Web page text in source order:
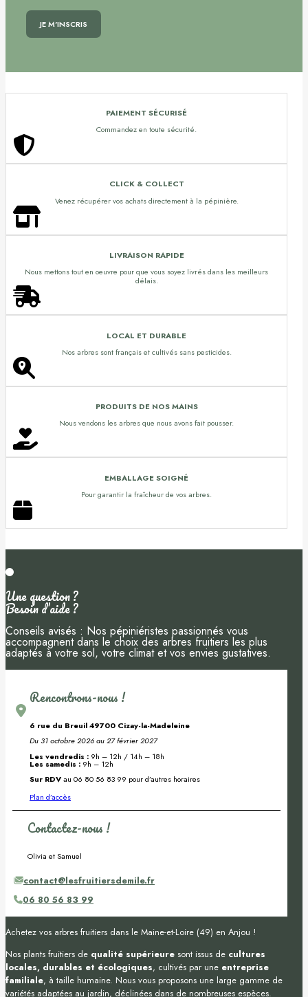
PAIEMENT SÉCURISÉ
Commandez en toute sécurité.
CLICK & COLLECT
Venez récupérer vos achats directement à la pépinière.
LIVRAISON RAPIDE
Nous mettons tout en oeuvre pour que vous soyez livrés dans les meilleurs
délais.
LOCAL ET DURABLE
Nos arbres sont français et cultivés sans pesticides.
PRODUITS DE NOS MAINS
Nous vendons les arbres que nous avons fait pousser.
EMBALLAGE SOIGNÉ
Pour garantir la fraîcheur de vos arbres.
Une question ?
Besoin d’aide ?
Conseils avisés : Nos pépiniéristes passionnés vous
accompagnent dans le choix des arbres fruitiers les plus
adaptés à votre sol, votre climat et vos envies gustatives.
Rencontrons-nous !
6 rue du Breuil 49700 Cizay-la-Madeleine
Du 31 octobre 2026 au 27 février 2027
Les vendredis : 9h – 12h / 14h – 18h
Les samedis : 9h – 12h
Sur RDVau 06 80 56 83 99 pour d’autres horaires
Plan d’accès
Contactez-nous !
Olivia et Samuel
contact@lesfruitiersdemile.fr
06 80 56 83 99
Achetez vos arbres fruitiers dans le Maine-et-Loire (49) en Anjou !
Nos plants fruitiers de qualité supérieure sont issus de cultures
locales, durables et écologiques, cultivés par une entreprise
familiale, à taille humaine. Nous vous proposons une large gamme de
variétés adaptées au jardin, déclinées dans de nombreuses espèces.